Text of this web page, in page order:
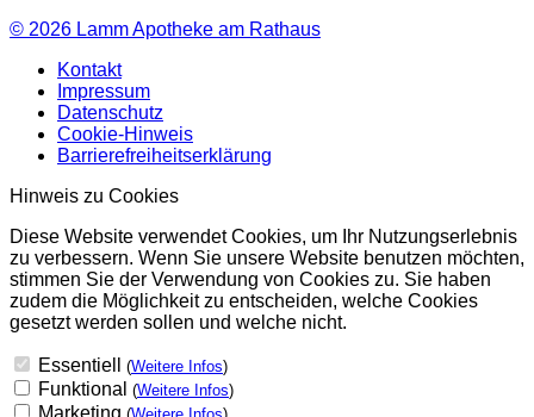
© 2026 Lamm Apotheke am Rathaus
Kontakt
Impressum
Datenschutz
Cookie-Hinweis
Barrierefreiheitserklärung
Hinweis zu Cookies
Diese Website verwendet Cookies, um Ihr Nutzungserlebnis
zu verbessern. Wenn Sie unsere Website benutzen möchten,
stimmen Sie der Verwendung von Cookies zu. Sie haben
zudem die Möglichkeit zu entscheiden, welche Cookies
gesetzt werden sollen und welche nicht.
Essentiell (Weitere Infos)
Funktional (Weitere Infos)
Marketing